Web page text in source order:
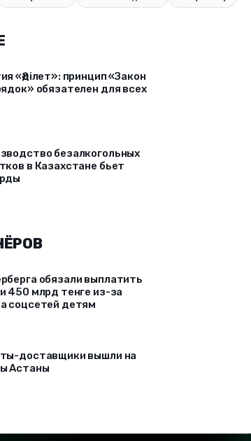
«Әділет»: принцип «Закон
обязателен для всех
безалкогольных
в Казахстане бьет
обязали выплатить
450 млрд тенге из-за
соцсетей детям
доставщики вышли на
Астаны